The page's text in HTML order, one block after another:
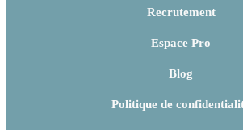
Recrutement
Espace Pro
Blog
Politique de